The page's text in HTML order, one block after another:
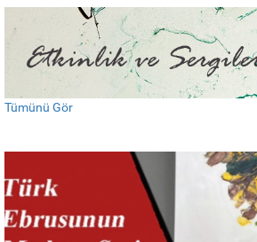
Tümünü Gör
24 Kasım 2025
IAAF Bodrum Sanat Fuarı’na